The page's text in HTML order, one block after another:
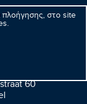
πλοήγησης, στο site
Spinelli
60